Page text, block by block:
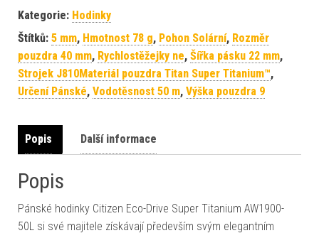
Kategorie: Hodinky
Štítků: 5 mm, Hmotnost 78 g, Pohon Solární, Rozměr
pouzdra 40 mm, Rychlostěžejky ne, Šířka pásku 22 mm,
Strojek J810Materiál pouzdra Titan Super Titanium™,
Určení Pánské, Vodotěsnost 50 m, Výška pouzdra 9
Popis Další informace
Popis
Pánské hodinky Citizen Eco-Drive Super Titanium AW1900-
50L si své majitele získávají především svým elegantním